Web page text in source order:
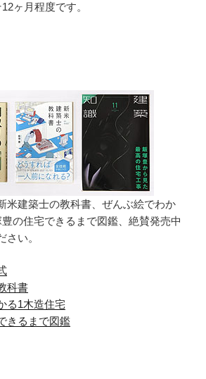
ヶ月程度です。
米建築士の教科書、ぜんぶ絵でわか
の住宅できるまで図鑑、絶賛発売中
さい。
科書
る1木造住宅
きるまで図鑑